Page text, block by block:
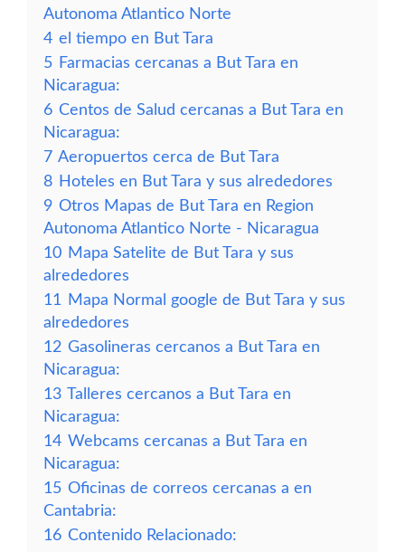
Autonoma Atlantico Norte
4 el tiempo en But Tara
5 Farmacias cercanas a But Tara en
Nicaragua:
6 Centos de Salud cercanas a But Tara en
Nicaragua:
7 Aeropuertos cerca de But Tara
8 Hoteles en But Tara y sus alrededores
9 Otros Mapas de But Tara en Region
Autonoma Atlantico Norte - Nicaragua
10 Mapa Satelite de But Tara y sus
alrededores
11
Mapa Normal google de But Tara y sus
alrededores
12 Gasolineras cercanos a But Tara en
Nicaragua:
13 Talleres cercanos a But Tara en
Nicaragua:
14 Webcams cercanas a But Tara en
Nicaragua:
15 Oficinas de correos cercanas a en
Cantabria:
16 Contenido Relacionado: